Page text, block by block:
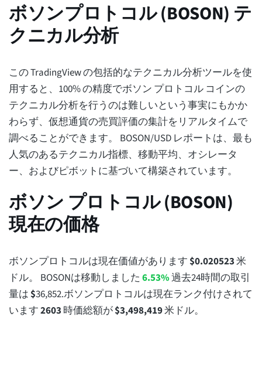
ボソンプロトコル (BOSON) テ
クニカル分析
この TradingView の包括的なテクニカル分析ツールを使
用すると、100% の精度でボソン プロトコル コインの
テクニカル分析を行うのは難しいという事実にもかか
わらず、仮想通貨の売買評価の集計をリアルタイムで
調べることができます。 BOSON/USD レポートは、最も
人気のあるテクニカル指標、移動平均、オシレータ
ー、およびピボットに基づいて構築されています。
ボソン プロトコル (BOSON)
現在の価格
ボソンプロトコルは現在価値があります$0.020523米
ドル。 BOSONは移動しました6.53%過去24時間の取引
量は$36,852.ボソンプロトコルは現在ランク付けされて
います2603 時価総額が$3,498,419米ドル。